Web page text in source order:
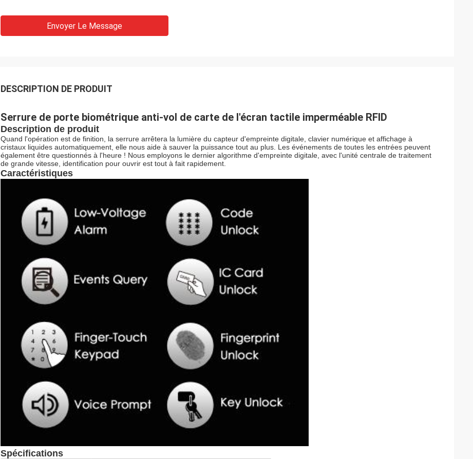
Envoyer Le Message
DESCRIPTION DE PRODUIT
Serrure de porte biométrique anti-vol de carte de l'écran tactile imperméable RFID
Description de produit
Quand l'opération est de finition, la serrure arrêtera la lumière du capteur d'empreinte digitale, clavier numérique et affichage à
cristaux liquides automatiquement, elle nous aide à sauver la puissance tout au plus. Les événements de toutes les entrées peuvent
également être questionnés à l'heure ! Nous employons le dernier algorithme d'empreinte digitale, avec l'unité centrale de traitement
de grande vitesse, identification pour ouvrir est tout à fait rapidement.
Caractéristiques
Spécifications